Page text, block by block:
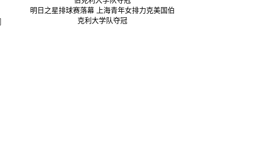
明日之星排球赛落幕 上海青年女排力克美国伯
克利大学队夺冠